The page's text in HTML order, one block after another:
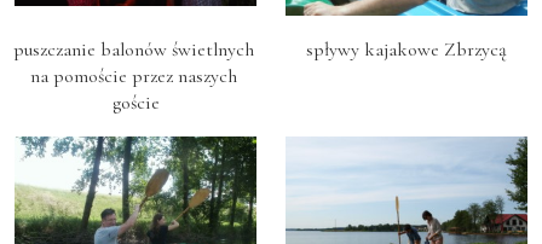
puszczanie balonów świetlnych
na pomoście przez naszych
goście
spływy kajakowe Zbrzycą